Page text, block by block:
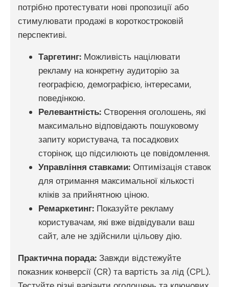
потрібно протестувати нові пропозиції або
стимулювати продажі в короткостроковій
перспективі.
Таргетинг: Можливість націлювати
рекламу на конкретну аудиторію за
географією, демографією, інтересами,
поведінкою.
Релевантність: Створення оголошень, які
максимально відповідають пошуковому
запиту користувача, та посадкових
сторінок, що підсилюють це повідомлення.
Управління ставками: Оптимізація ставок
для отримання максимальної кількості
кліків за прийнятною ціною.
Ремаркетинг: Показуйте рекламу
користувачам, які вже відвідували ваш
сайт, але не здійснили цільову дію.
Практична порада: Завжди відстежуйте
показник конверсії (CR) та вартість за лід (CPL).